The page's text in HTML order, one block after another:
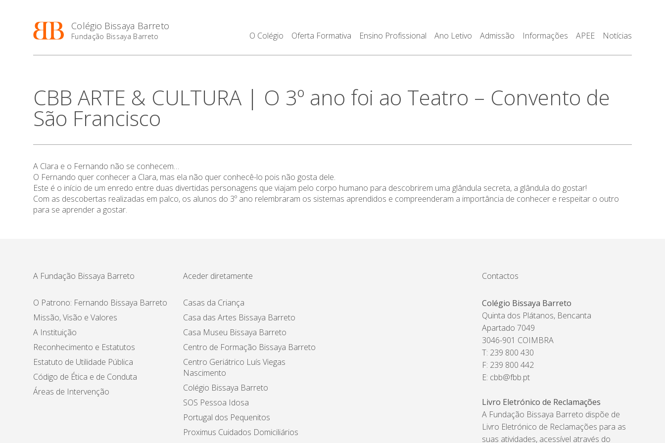
Colégio Bissaya Barreto
Fundação Bissaya Barreto O Colégio Oferta Formativa Ensino Profissional Ano Letivo Admissão Informações APEE Notícias
CBB ARTE & CULTURA | O 3º ano foi ao Teatro – Convento de
São Francisco
A Clara e o Fernando não se conhecem…
O Fernando quer conhecer a Clara, mas ela não quer conhecê-lo pois não gosta dele.
Este é o início de um enredo entre duas divertidas personagens que viajam pelo corpo humano para descobrirem uma glândula secreta, a glândula do gostar!
Com as descobertas realizadas em palco, os alunos do 3º ano relembraram os sistemas aprendidos e compreenderam a importância de conhecer e respeitar o outro
para se aprender a gostar.
A Fundação Bissaya Barreto
O Patrono: Fernando Bissaya Barreto
Missão, Visão e Valores
A Instituição
Reconhecimento e Estatutos
Estatuto de Utilidade Pública
Código de Ética e de Conduta
Áreas de Intervenção
Aceder diretamente
Casas da Criança
Casa das Artes Bissaya Barreto
Casa Museu Bissaya Barreto
Centro de Formação Bissaya Barreto
Centro Geriátrico Luís Viegas
Nascimento
Colégio Bissaya Barreto
SOS Pessoa Idosa
Portugal dos Pequenitos
Proximus Cuidados Domiciliários
Contactos
Colégio Bissaya Barreto
Quinta dos Plátanos, Bencanta
Apartado 7049
3046-901 COIMBRA
T: 239 800 430
F: 239 800 442
E: cbb@fbb.pt
Livro Eletrónico de Reclamações
A Fundação Bissaya Barreto dispõe de
Livro Eletrónico de Reclamações para as
suas atividades, acessível através do